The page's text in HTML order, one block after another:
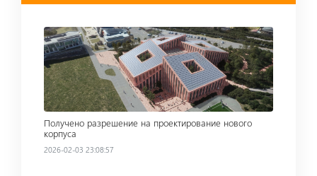
Read more
Получено разрешение на проектирование нового
корпуса
2026-02-03 23:08:57